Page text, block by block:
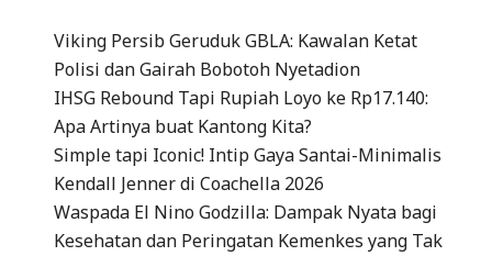
Viking Persib Geruduk GBLA: Kawalan Ketat
Polisi dan Gairah Bobotoh Nyetadion
IHSG Rebound Tapi Rupiah Loyo ke Rp17.140:
Apa Artinya buat Kantong Kita?
Simple tapi Iconic! Intip Gaya Santai-Minimalis
Kendall Jenner di Coachella 2026
Waspada El Nino Godzilla: Dampak Nyata bagi
Kesehatan dan Peringatan Kemenkes yang Tak